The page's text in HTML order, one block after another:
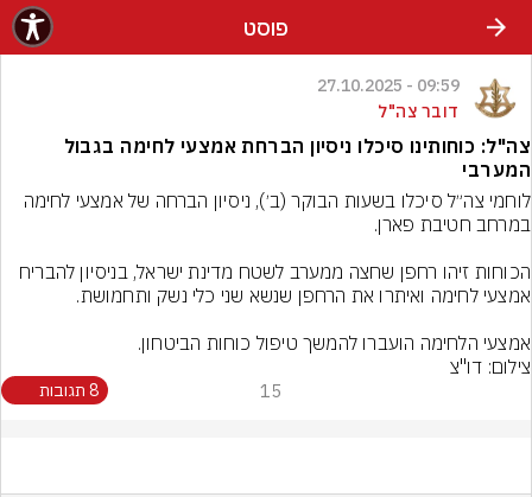
פוסט
09:59 - 27.10.2025
דובר צה"ל
צה"ל: כוחותינו סיכלו ניסיון הברחת אמצעי לחימה בגבול
המערבי
אמצעי הלחימה הועברו להמשך טיפול כוחות הביטחון.
צילום: דו"צ
15 8 תגובות